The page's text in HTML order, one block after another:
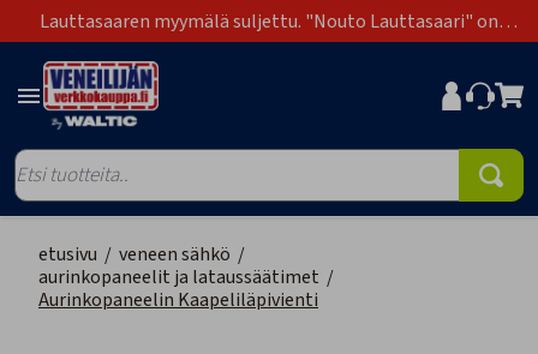
Lauttasaaren myymälä suljettu. "Nouto Lauttasaari" on
poistunut toimitustapavaihtoehdoista.
etusivu / veneen sähkö /
aurinkopaneelit ja lataussäätimet /
Aurinkopaneelin Kaapeliläpivienti